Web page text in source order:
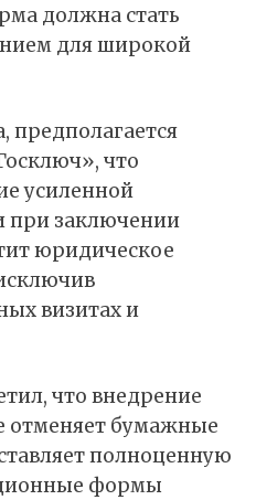
должна стать
для широкой
предполагается
что
усиленной
при заключении
юридическое
визитах и
что внедрение
отменяет бумажные
полноценную
формы